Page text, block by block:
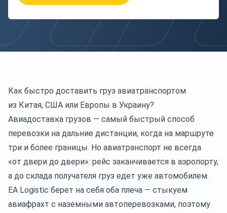
Как быстро доставить груз авиатранспортом
из Китая, США или Европы в Украину?
Авиадоставка грузов — самый быстрый способ
перевозки на дальние дистанции, когда на маршруте
три и более границы. Но авиатранспорт не всегда
«от двери до двери»: рейс заканчивается в аэропорту,
а до склада получателя груз едет уже автомобилем.
EA Logistic берет на себя оба плеча — стыкуем
авиафрахт с наземными автоперевозками, поэтому